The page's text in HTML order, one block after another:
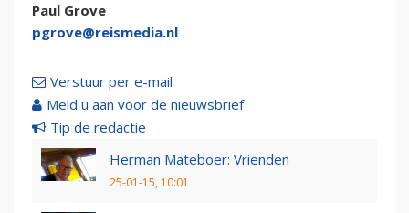
Paul Grove
pgrove@reismedia.nl
Verstuur per e-mail
Meld u aan voor de nieuwsbrief
Tip de redactie
Herman Mateboer: Vrienden
25-01-15, 10:01